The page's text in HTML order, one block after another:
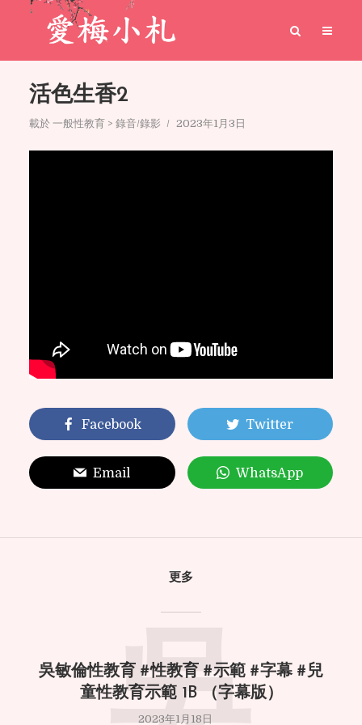
活色生香2
載於 一般性教育 > 錄音/錄影 2023年1月3日
Facebook Twitter
Email WhatsApp
更多
吳敏倫性教育 #性教育 #示範 #字幕 #兒
童性教育示範 1B （字幕版）
2023年1月18日